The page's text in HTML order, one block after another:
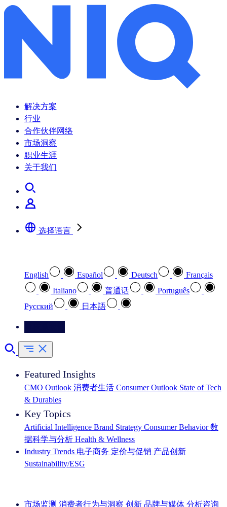
解决方案
行业
合作伙伴网络
市场洞察
职业生涯
关于我们
选择语言
English Español Deutsch
Français
Italiano
普通话
Português
Pусский
日本語
Featured Insights
CMO Outlook 消费者生活 Consumer Outlook State of Tech
& Durables
Key Topics
Artificial Intelligence Brand Strategy Consumer Behavior 数
据科学与分析 Health & Wellness
Industry Trends 电子商务 定价与促销 产品创新
Sustainability/ESG
市场监测 消费者行为与洞察 创新 品牌与媒体 分析咨询